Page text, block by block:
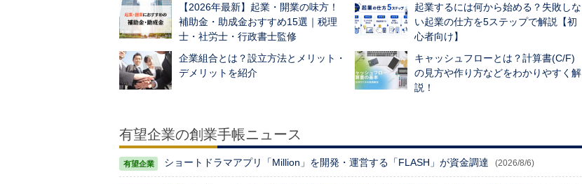
【2026年最新】起業・開業の味方！
補助金・助成金おすすめ15選｜税理
士・社労士・行政書士監修
起業するには何から始める？失敗しな
い起業の仕方を5ステップで解説【初
心者向け】
企業組合とは？設立方法とメリット・
デメリットを紹介
キャッシュフローとは？計算書(C/F)
の見方や作り方などをわかりやすく解
説！
有望企業の創業手帳ニュース
ショートドラマアプリ「Million」を開発・運営する「FLASH」が資金調達 (2026/8/6)